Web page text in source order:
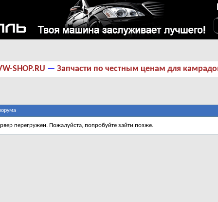
SHOP.RU — Запчасти по честным ценам для
перегружен. Пожалуйста, попробуйте зайти позже.